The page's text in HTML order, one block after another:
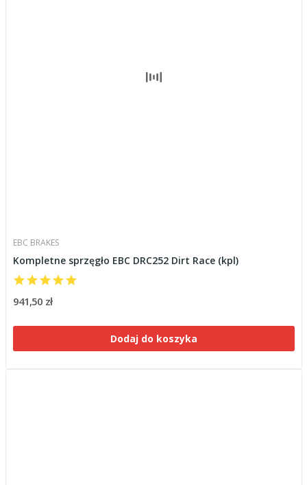
EBC BRAKES
Kompletne sprzęgło EBC DRC252 Dirt Race (kpl)
941,50 zł
Dodaj do koszyka